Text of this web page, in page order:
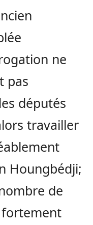
ne
pas
députés
travailler
Houngbédji;
de